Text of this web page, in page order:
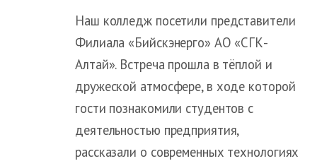
Наш колледж посетили представители
Филиала «Бийскэнерго» АО «СГК-
Алтай». Встреча прошла в тёплой и
дружеской атмосфере, в ходе которой
гости познакомили студентов с
деятельностью предприятия,
рассказали о современных технологиях